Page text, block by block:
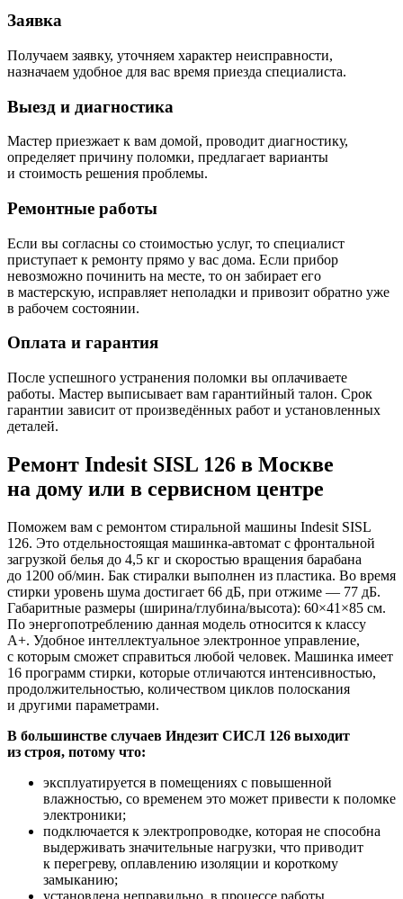
Заявка
Получаем заявку, уточняем характер неисправности,
назначаем удобное для вас время приезда специалиста.
Выезд и диагностика
Мастер приезжает к вам домой, проводит диагностику,
определяет причину поломки, предлагает варианты
и стоимость решения проблемы.
Ремонтные работы
Если вы согласны со стоимостью услуг, то специалист
приступает к ремонту прямо у вас дома. Если прибор
невозможно починить на месте, то он забирает его
в мастерскую, исправляет неполадки и привозит обратно уже
в рабочем состоянии.
Оплата и гарантия
После успешного устранения поломки вы оплачиваете
работы. Мастер выписывает вам гарантийный талон. Срок
гарантии зависит от произведённых работ и установленных
деталей.
Ремонт Indesit SISL 126 в Москве
на дому или в сервисном центре
Поможем вам с ремонтом стиральной машины Indesit SISL
126. Это отдельностоящая машинка-автомат с фронтальной
загрузкой белья до 4,5 кг и скоростью вращения барабана
до 1200 об/мин. Бак стиралки выполнен из пластика. Во время
стирки уровень шума достигает 66 дБ, при отжиме — 77 дБ.
Габаритные размеры (ширина/глубина/высота): 60×41×85 см.
По энергопотреблению данная модель относится к классу
A+. Удобное интеллектуальное электронное управление,
с которым сможет справиться любой человек. Машинка имеет
16 программ стирки, которые отличаются интенсивностью,
продолжительностью, количеством циклов полоскания
и другими параметрами.
В большинстве случаев Индезит СИСЛ 126 выходит
из строя, потому что:
эксплуатируется в помещениях с повышенной
влажностью, со временем это может привести к поломке
электроники;
подключается к электропроводке, которая не способна
выдерживать значительные нагрузки, что приводит
к перегреву, оплавлению изоляции и короткому
замыканию;
установлена неправильно, в процессе работы